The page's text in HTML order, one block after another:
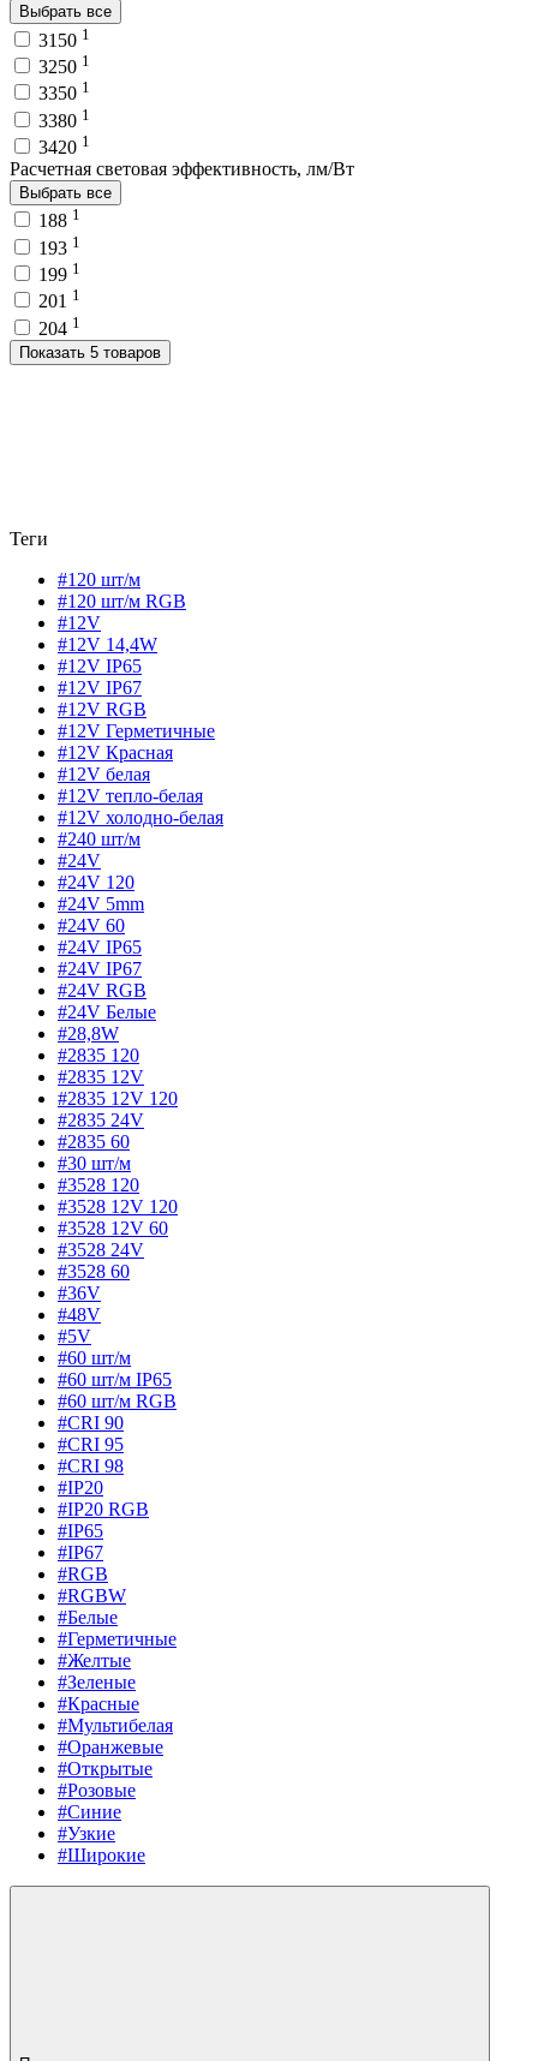
Выбрать все
3150 1
3250 1
3350 1
3380 1
3420 1
Расчетная световая эффективность, лм/Вт
Выбрать все
188 1
193 1
199 1
201 1
204 1
Показать 5 товаров
Теги
#120 шт/м
#120 шт/м RGB
#12V
#12V 14,4W
#12V IP65
#12V IP67
#12V RGB
#12V Герметичные
#12V Красная
#12V белая
#12V тепло-белая
#12V холодно-белая
#240 шт/м
#24V
#24V 120
#24V 5mm
#24V 60
#24V IP65
#24V IP67
#24V RGB
#24V Белые
#28,8W
#2835 120
#2835 12V
#2835 12V 120
#2835 24V
#2835 60
#30 шт/м
#3528 120
#3528 12V 120
#3528 12V 60
#3528 24V
#3528 60
#36V
#48V
#5V
#60 шт/м
#60 шт/м IP65
#60 шт/м RGB
#CRI 90
#CRI 95
#CRI 98
#IP20
#IP20 RGB
#IP65
#IP67
#RGB
#RGBW
#Белые
#Герметичные
#Желтые
#Зеленые
#Красные
#Мультибелая
#Оранжевые
#Открытые
#Розовые
#Синие
#Узкие
#Широкие